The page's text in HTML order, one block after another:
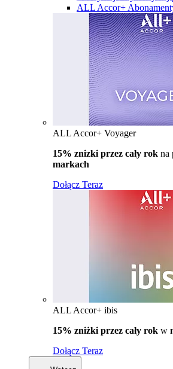
ALL Accor+
ALL Accor+ Voyager
15% znizki przez cały rok na
markach
Dołącz Teraz
ALL Accor+ ibis
15% zniżki przez cały rok w
Dołącz Teraz